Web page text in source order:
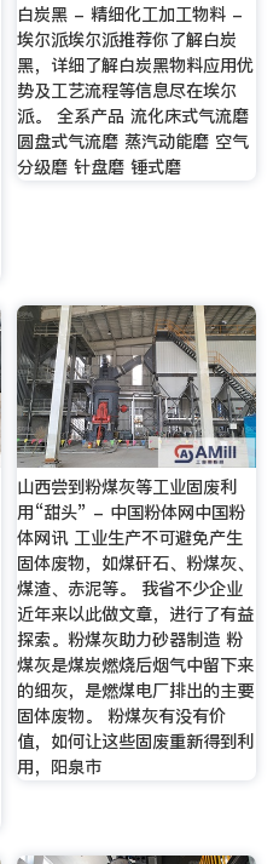
白炭黑 - 精细化工加工物料 -
埃尔派埃尔派推荐你了解白炭
黑，详细了解白炭黑物料应用优
势及工艺流程等信息尽在埃尔
派。 全系产品 流化床式气流磨
圆盘式气流磨 蒸汽动能磨 空气
分级磨 针盘磨 锤式磨
山西尝到粉煤灰等工业固废利
用“甜头” - 中国粉体网中国粉
体网讯 工业生产不可避免产生
固体废物，如煤矸石、粉煤灰、
煤渣、赤泥等。 我省不少企业
近年来以此做文章，进行了有益
探索。粉煤灰助力砂器制造 粉
煤灰是煤炭燃烧后烟气中留下来
的细灰，是燃煤电厂排出的主要
固体废物。 粉煤灰有没有价
值，如何让这些固废重新得到利
用，阳泉市